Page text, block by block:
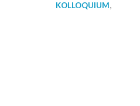
KOLLOQUIUM,